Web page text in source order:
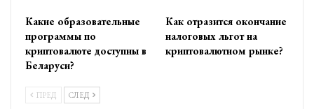
Какие образовательные
программы по
криптовалюте доступны в
Беларуси?
Как отразится окончание
налоговых льгот на
криптовалютном рынке?
ПРЕД СЛЕД